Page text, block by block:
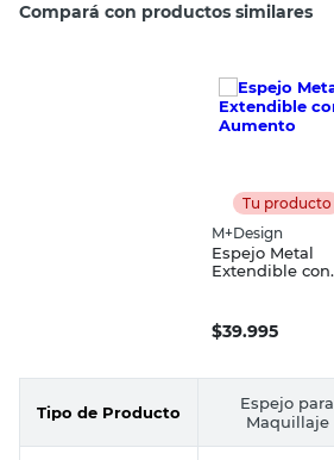
Compará con productos similares
Tu producto
M+Design
Espejo Metal
Extendible con
$39.995
Tipo de Producto
Espejo para
Maquillaje